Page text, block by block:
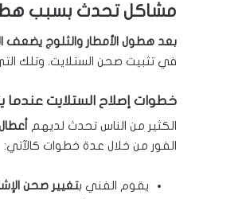
مشاكل تحدث بسبب
بعد هطول الأمطار والثلوج يضعف
في تثبيت صحن الستلايت. وتلك
خطوات إصلاح الستلايت
الكثير من الناس تحدث لديهم
الفور من خلال عدة خطوات كالآتي:
يقوم الفني بتغيير صحن